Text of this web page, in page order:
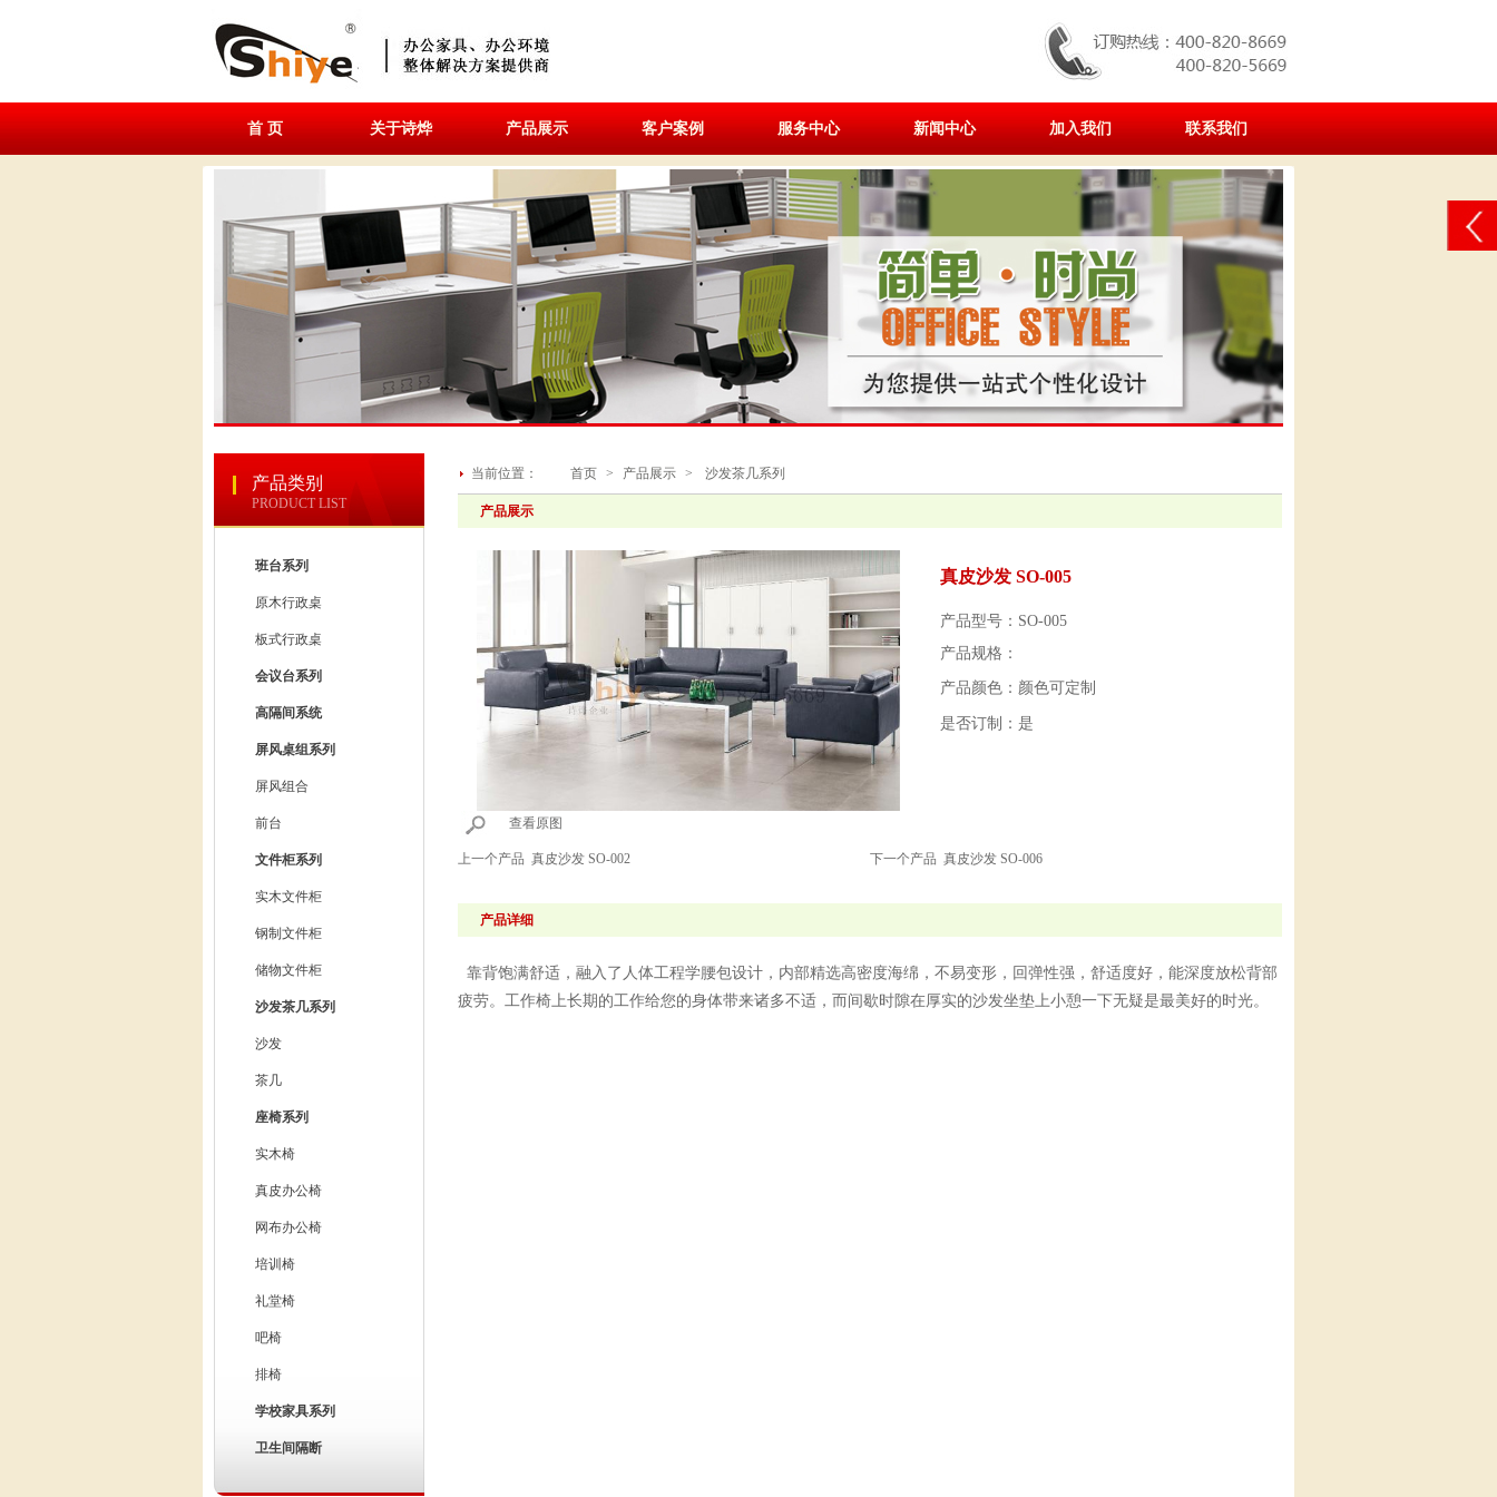
首 页 关于诗烨 产品展示 客户案例 服务中心 新闻中心 加入我们 联系我们
产品类别
PRODUCT LIST
班台系列
原木行政桌
板式行政桌
会议台系列
高隔间系统
屏风桌组系列
屏风组合
前台
文件柜系列
实木文件柜
钢制文件柜
储物文件柜
沙发茶几系列
沙发
茶几
座椅系列
实木椅
真皮办公椅
网布办公椅
培训椅
礼堂椅
吧椅
排椅
学校家具系列
卫生间隔断
当前位置： 首页 > 产品展示 > 沙发茶几系列
产品展示
查看原图
真皮沙发 SO-005
产品型号：SO-005
产品规格：
产品颜色：颜色可定制
是否订制：是
上一个产品 真皮沙发 SO-002 下一个产品 真皮沙发 SO-006
产品详细
靠背饱满舒适，融入了人体工程学腰包设计，内部精选高密度海绵，不易变形，回弹性强，舒适度好，能深度放松背部
疲劳。工作椅上长期的工作给您的身体带来诸多不适，而间歇时隙在厚实的沙发坐垫上小憩一下无疑是最美好的时光。